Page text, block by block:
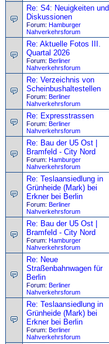
Re: S4: Neuigkeiten und
Diskussionen
Forum: Hamburger
Nahverkehrsforum
Re: Aktuelle Fotos III.
Quartal 2026
Forum: Berliner
Nahverkehrsforum
Re: Verzeichnis von
Scheinbushaltestellen
Forum: Berliner
Nahverkehrsforum
Re: Expresstrassen
Forum: Berliner
Nahverkehrsforum
Re: Bau der U5 Ost |
Bramfeld - City Nord
Forum: Hamburger
Nahverkehrsforum
Re: Teslaansiedlung in
Grünheide (Mark) bei
Erkner bei Berlin
Forum: Berliner
Nahverkehrsforum
Re: Bau der U5 Ost |
Bramfeld - City Nord
Forum: Hamburger
Nahverkehrsforum
Re: Neue
Straßenbahnwagen für
Berlin
Forum: Berliner
Nahverkehrsforum
Re: Teslaansiedlung in
Grünheide (Mark) bei
Erkner bei Berlin
Forum: Berliner
Nahverkehrsforum